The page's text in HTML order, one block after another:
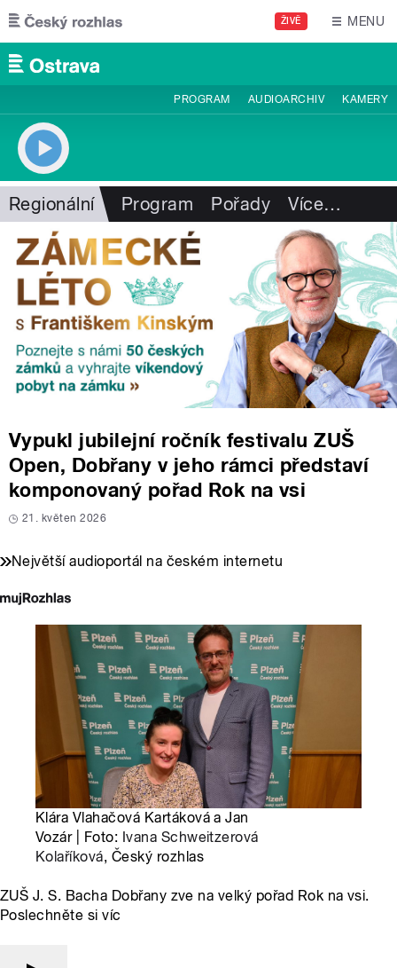
Přejít k hlavnímu obsahu
ŽIVĚ MENU
PROGRAM AUDIOARCHIV KAMERY
Regionální Program Pořady Více…
Vypukl jubilejní ročník festivalu ZUŠ
Open, Dobřany v jeho rámci představí
komponovaný pořad Rok na vsi
21. květen 2026
Největší audioportál na českém internetu
Klára Vlahačová Kartáková a Jan
Vozár | Foto: Ivana Schweitzerová
Kolaříková, Český rozhlas
ZUŠ J. S. Bacha Dobřany zve na velký pořad Rok na vsi.
Poslechněte si víc